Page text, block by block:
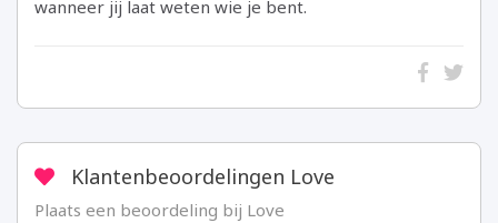
wanneer jij laat weten wie je bent.
Reviewed
Item:
Love.nl
4
content/uploads/2018/07/love.jpg
Elise
2018-
07-
26
Klantenbeoordelingen Love
Plaats een beoordeling bij Love